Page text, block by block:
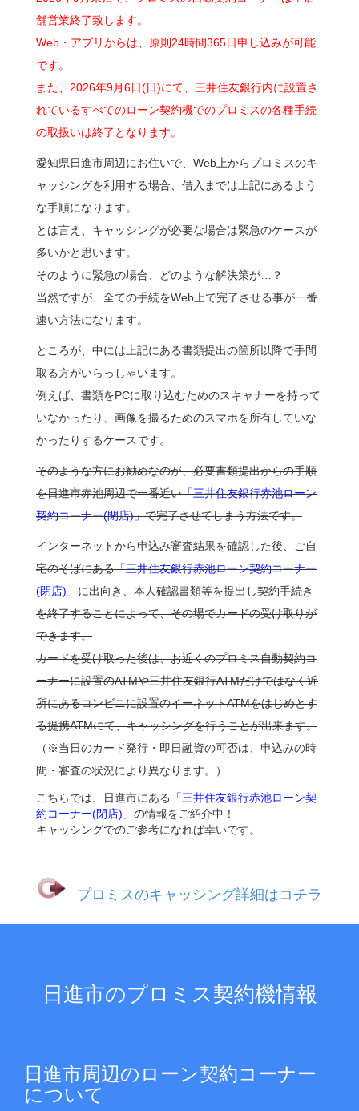
舗営業終了致します。
Web・アプリからは、原則24時間365日申し込みが可能
です。
また、2026年9月6日(日)にて、三井住友銀行内に設置さ
れているすべてのローン契約機でのプロミスの各種手続
の取扱いは終了となります。
愛知県日進市周辺にお住いで、Web上からプロミスのキ
ャッシングを利用する場合、借入までは上記にあるよう
な手順になります。
とは言え、キャッシングが必要な場合は緊急のケースが
多いかと思います。
そのように緊急の場合、どのような解決策が…？
当然ですが、全ての手続をWeb上で完了させる事が一番
速い方法になります。
ところが、中には上記にある書類提出の箇所以降で手間
取る方がいらっしゃいます。
例えば、書類をPCに取り込むためのスキャナーを持って
いなかったり、画像を撮るためのスマホを所有していな
かったりするケースです。
そのような方にお勧めなのが、必要書類提出からの手順
を日進市赤池周辺で一番近い「三井住友銀行赤池ローン
契約コーナー(閉店)」で完了させてしまう方法です。
インターネットから申込み審査結果を確認した後、ご自
宅のそばにある「三井住友銀行赤池ローン契約コーナー
(閉店)」に出向き、本人確認書類等を提出し契約手続き
を終了することによって、その場でカードの受け取りが
できます。
カードを受け取った後は、お近くのプロミス自動契約コ
ーナーに設置のATMや三井住友銀行ATMだけではなく近
所にあるコンビニに設置のイーネットATMをはじめとす
る提携ATMにて、キャッシングを行うことが出来ます。
（※当日のカード発行・即日融資の可否は、申込みの時
間・審査の状況により異なります。）
こちらでは、日進市にある
「三井住友銀行赤池ローン契
約コーナー(閉店)」 の情報をご紹介中！
キャッシングでのご参考になれば幸いです。
プロミスのキャッシング詳細はコチラ
日進市のプロミス契約機情報
日進市周辺のローン契約コーナー
について